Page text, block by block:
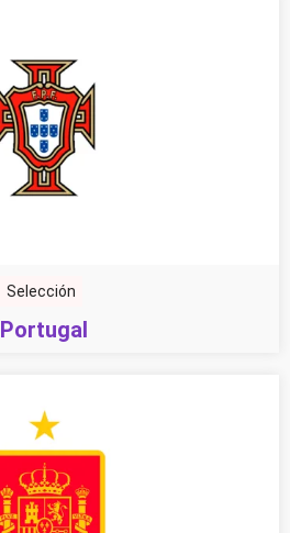
Selección
Portugal